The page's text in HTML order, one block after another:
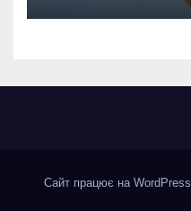
Сайт працює на WordPress